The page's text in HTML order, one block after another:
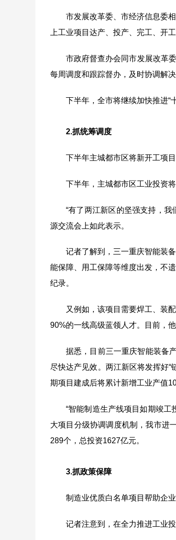
市发展改革委、市经济信息委
上工业项目达产、投产、完工、开工
市政府督查办会同市发展改革
每周调度和跟踪督办，及时协调解
下半年，全市将继续加快推进“
2.抓统筹调度
下半年主城都市区将新开工项目
下半年，主城都市区工业投资
“有了两江新区的坚强支持，我
源交流会上如此表示。
记者了解到，三一重庆智能装
能保障、用工保障等维度出发，不
纪录。
又例如，该项目需要焊工、装
90%的一线高级蓝领人才。目前，
据悉，目前三一重庆智能装备
尽快达产见效。两江新区将发挥好“
期项目建成后将累计新增工业产值
“智能制造生产线项目如期竣
大项目分级协调调度机制，我市进
289个，总投资1627亿元。
3.抓政策保障
制造业优质白名单项目帮助企
记者注意到，在全力推进工业